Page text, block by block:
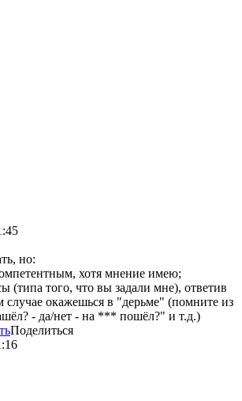
но:
хотя мнение имею;
(типа того, что вы задали мне), ответив
случае окажешься в "дерьме" (помните из
- да/нет - на *** пошёл?" и т.д.)
Поделиться